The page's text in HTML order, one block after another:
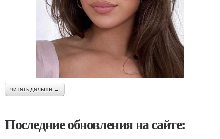
читать дальше →
Последние обновления на сайте: